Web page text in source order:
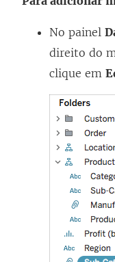
No painel
direito do
clique em